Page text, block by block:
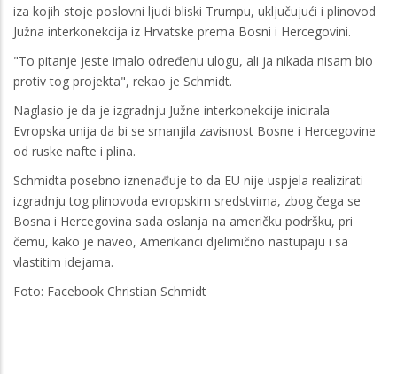
iza kojih stoje poslovni ljudi bliski Trumpu, uključujući i plinovod
Južna interkonekcija iz Hrvatske prema Bosni i Hercegovini.
"To pitanje jeste imalo određenu ulogu, ali ja nikada nisam bio
protiv tog projekta", rekao je Schmidt.
Naglasio je da je izgradnju Južne interkonekcije inicirala
Evropska unija da bi se smanjila zavisnost Bosne i Hercegovine
od ruske nafte i plina.
Schmidta posebno iznenađuje to da EU nije uspjela realizirati
izgradnju tog plinovoda evropskim sredstvima, zbog čega se
Bosna i Hercegovina sada oslanja na američku podršku, pri
čemu, kako je naveo, Amerikanci djelimično nastupaju i sa
vlastitim idejama.
Foto: Facebook Christian Schmidt